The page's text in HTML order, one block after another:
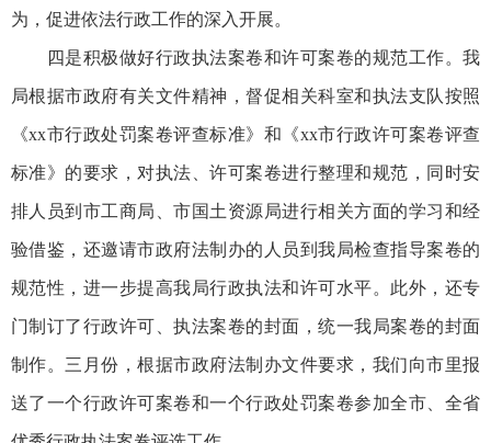
为，促进依法行政工作的深入开展。
四是积极做好行政执法案卷和许可案卷的规范工作。我
局根据市政府有关文件精神，督促相关科室和执法支队按照
《xx市行政处罚案卷评查标准》和《xx市行政许可案卷评查
标准》的要求，对执法、许可案卷进行整理和规范，同时安
排人员到市工商局、市国土资源局进行相关方面的学习和经
验借鉴，还邀请市政府法制办的人员到我局检查指导案卷的
规范性，进一步提高我局行政执法和许可水平。此外，还专
门制订了行政许可、执法案卷的封面，统一我局案卷的封面
制作。三月份，根据市政府法制办文件要求，我们向市里报
送了一个行政许可案卷和一个行政处罚案卷参加全市、全省